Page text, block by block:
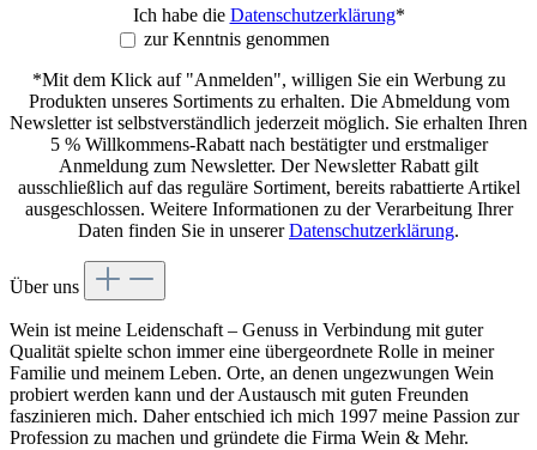
Ich habe die Datenschutzerklärung*
zur Kenntnis genommen
*Mit dem Klick auf "Anmelden", willigen Sie ein Werbung zu
Produkten unseres Sortiments zu erhalten. Die Abmeldung vom
Newsletter ist selbstverständlich jederzeit möglich. Sie erhalten Ihren
5 % Willkommens-Rabatt nach bestätigter und erstmaliger
Anmeldung zum Newsletter. Der Newsletter Rabatt gilt
ausschließlich auf das reguläre Sortiment, bereits rabattierte Artikel
ausgeschlossen. Weitere Informationen zu der Verarbeitung Ihrer
Daten finden Sie in unsererDatenschutzerklärung.
Über uns
Wein ist meine Leidenschaft – Genuss in Verbindung mit guter
Qualität spielte schon immer eine übergeordnete Rolle in meiner
Familie und meinem Leben. Orte, an denen ungezwungen Wein
probiert werden kann und der Austausch mit guten Freunden
faszinieren mich. Daher entschied ich mich 1997 meine Passion zur
Profession zu machen und gründete die Firma Wein & Mehr.